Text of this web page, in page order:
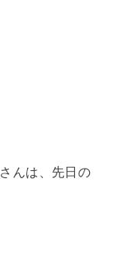
んは、先日の